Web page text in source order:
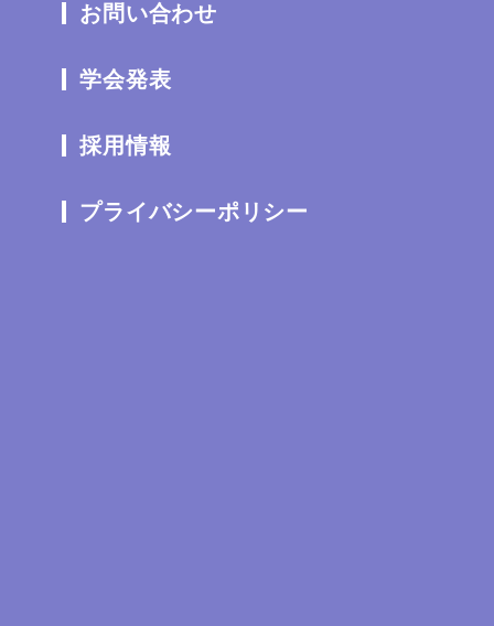
お問い合わせ
学会発表
採用情報
プライバシーポリシー